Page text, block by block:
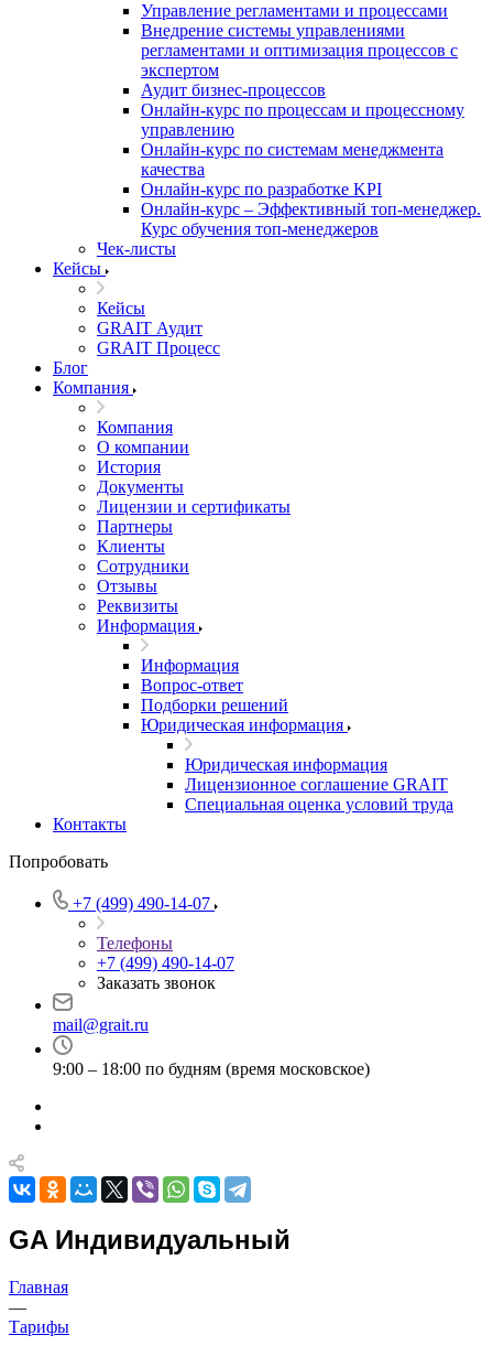
Управление регламентами и процессами
Внедрение системы управлениями
регламентами и оптимизация процессов с
экспертом
Аудит бизнес-процессов
Онлайн-курс по процессам и процессному
управлению
Онлайн-курс по системам менеджмента
качества
Онлайн-курс по разработке KPI
Онлайн-курс – Эффективный топ-менеджер.
Курс обучения топ-менеджеров
Чек-листы
Кейсы
Кейсы
GRAIT Аудит
GRAIT Процесс
Блог
Компания
Компания
О компании
История
Документы
Лицензии и сертификаты
Партнеры
Клиенты
Сотрудники
Отзывы
Реквизиты
Информация
Информация
Вопрос-ответ
Подборки решений
Юридическая информация
Юридическая информация
Лицензионное соглашение GRAIT
Специальная оценка условий труда
Контакты
Попробовать
+7 (499) 490-14-07
Телефоны
+7 (499) 490-14-07
Заказать звонок
mail@grait.ru
9:00 – 18:00 по будням (время московское)
GA Индивидуальный
Главная
—
Тарифы